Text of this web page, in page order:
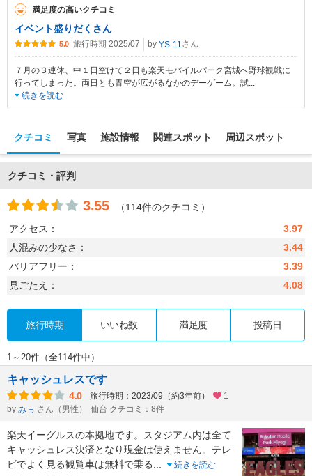
満足度の高いクチコミ
イベント盛りだくさん
5.0 旅行時期 2025/07 by YS-11さん
７月の３連休、中１日空けて２日も楽天モバイルパーク宮城へ野球観戦に
行ってしまった。両日とも青空が広がるなかのデーゲーム。試...
続きを読む
クチコミ 写真 施設情報 関連スポット 周辺スポット
クチコミ・評判
3.55
（114件のクチコミ）
アクセス：
3.97
人混みの少なさ：
3.44
バリアフリー：
3.39
見ごたえ：
4.08
旅行時期 いいね数 満足度 投稿日
1～20件（全114件中）
キャッシュレスです
4.0 旅行時期：2023/09（約3年前）
1
by みっ さん（男性） 仙台 クチコミ：8件
楽天イーグルスの本拠地です。スタジアム内は全て
キャッシュレス決済となり現金は使えません。テレ
ビでよく見る観覧車は無料で乗る
続きを読む